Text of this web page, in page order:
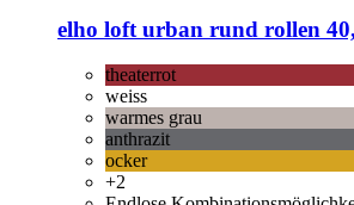
elho loft urban rund rollen
theaterrot
weiss
warmes grau
anthrazit
ocker
+2